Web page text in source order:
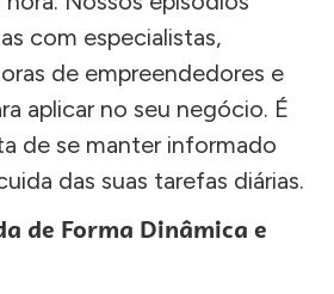
com especialistas,
de empreendedores e
aplicar no seu negócio. É
de se manter informado
das suas tarefas diárias.
de Forma Dinâmica e